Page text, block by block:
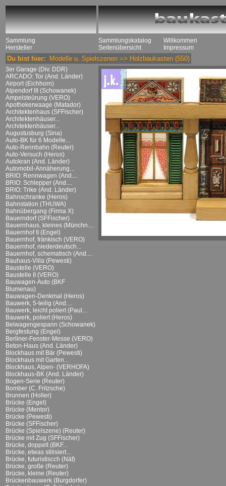
Sammlung
Hersteller
Sammlungskatalog
Seitenübersicht
Willkommen
Impressum
Du bist hier: Modelle u. Spielszenen => Holzbaukasten (550)
3er Garage (Div. DDR)
ARCADO: Tor (And. Länder)
Airport (Eichhorn)
Alpendorf III (Schowanek)
Ampelsteürung (VERO)
Apothekerwaage (Matador)
Architektenhaus (SFFischer)
Architektenhäuser...
Architektenhäuser...
Augustusburg (Sina)
Auto-BK für 6 Modelle...
Auto-Rennbahn (Reuter)
Auto-Versuch (Heros)
Autokran (And. Länder)
Automobil-Annäherung...
BRIO: Rennwagen (And....
BRIO: Schlepper (And....
BRIO: Trike (And. Länder)
Bahnschranke (Heros)
Bahnstation (THUWA)
Bahnübergang (Firma X)
Bauerndorf (SFFischer)
Bauernhaus, kleines (Münchn....
Bauernhof II (Engel)
Bauernhof, fränkisch (VERO)
Bauernhof, niederdeutsch...
Bauernhof, schematisch (And....
Bauhaus-Villa (Pewesti)
Baustelle (VERO)
Baustelle II (VERO)
Bauwagen-Auto (BKF
Blumenau)
Bauwagen-Denkmal (Heros)
Bauwerk, 5-teilig (And....
Bauwerk, leicht poliert (Paul...
Bauwerk, poliert (Heros)
Beiwagengespann (Schowanek)
Bergfestung (Engel)
Berliner-Fenster-Messe (VERO)
Beton-Haus (And. Länder)
Blockhaus mit Bär (Pewesti)
Blockhaus mit Garten...
Blockhaus, Alpen- (VERHOFA)
Blockhaus-BK (And. Länder)
Bogen-Serie (Reuter)
Bomber (C. Fritzsche)
Brunnen (Holler)
Brücke (Engel)
Brücke (Mentor)
Brücke (Pewesti)
Brücke (SFFischer)
Brücke (Spielszene) (Reuter)
Brücke mit Zug (SFFischer)
Brücke, doppelt (BKF...
Brücke, etwas stilisiert...
Brücke, futuristiscch (Näf)
Brücke, große (Reuter)
Brücke, kleine (Reuter)
Brückenbauwerk (Burgdorfer)